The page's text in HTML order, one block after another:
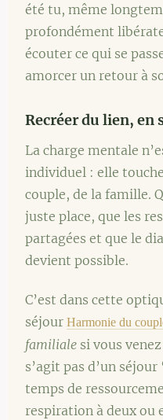
été tu, même
profondément
écouter ce qui se
amorcer un retour à
Recréer du lien, en
La charge mentale
individuel : elle
couple, de la famille.
juste place, que les
partagées et que le
devient possible.
C’est dans cette
séjourHarmonie du
familiale si vous
s’agit pas d’un
temps de
respiration à deux ou